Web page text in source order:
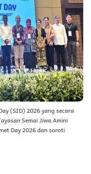
(SID) 2026 yang secara
Semai Jiwa Amini
Day 2026 dan soroti